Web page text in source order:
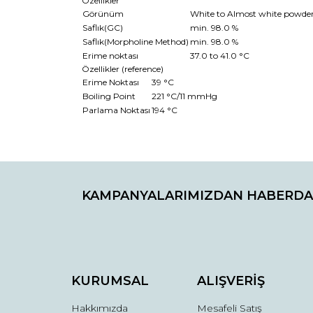
Görünüm
White to Almost white
Saflık(GC)
min. 98.0 %
Saflık(Morpholine Method) min. 98.0 %
Erime noktası
37.0 to 41.0 °C
Özellikler (reference)
Erime Noktası
39 °C
Boiling Point
221 °C/11 mmHg
Parlama Noktası 194 °C
Görüş ve önerileriniz için teşekkür ederiz.
Ürün resmi kalitesiz, bozuk veya
Bu ürüne benzer farklı alternatifler olmalı.
KAMPANYALARIMIZDAN
KURUMSAL
Hakkımızda
ALIŞVERİŞ
Mesafeli Satış